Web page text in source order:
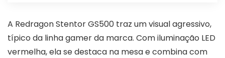
A Redragon Stentor GS500 traz um visual agressivo,
típico da linha gamer da marca. Com iluminação LED
vermelha, ela se destaca na mesa e combina com